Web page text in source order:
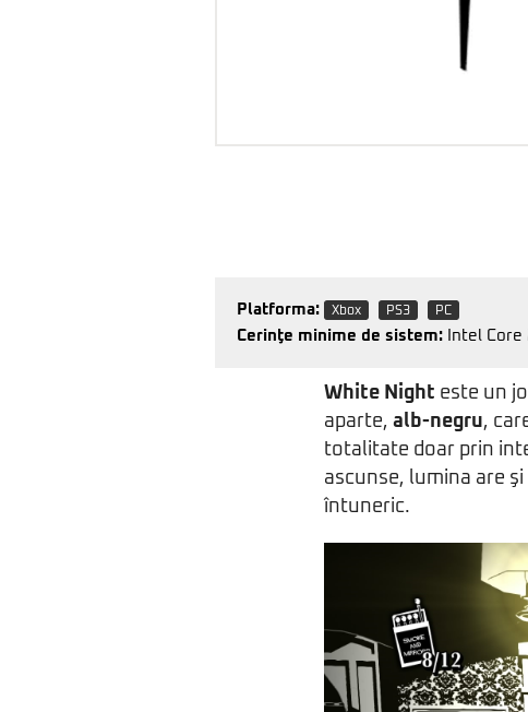
Platforma: Xbox PS3 PC
Cerinţe minime de sistem: Intel Core
White Night este un
aparte, alb-negru,
totalitate doar prin
ascunse, lumina are
întuneric.